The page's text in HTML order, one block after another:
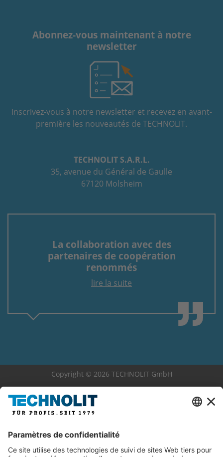
Abonnez-vous maintenant à notre
newsletter
Inscrivez-vous à notre newsletter et recevez en avant-
première les nouveautés de TECHNOLIT.
TECHNOLIT S.A.R.L.
35, avenue du Général de Gaulle
67120 Molsheim
La collaboration avec des
partenaires de coopération
renommés
lire la suite
Copyright © 2026 TECHNOLIT GmbH
Déclaration de confidentialité